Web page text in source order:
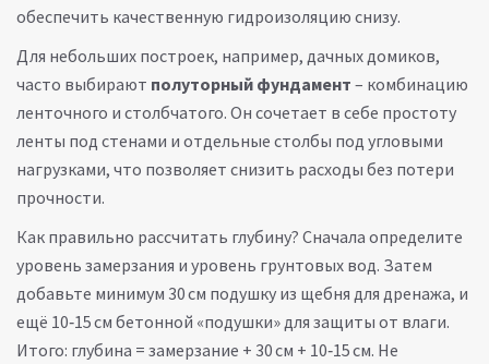
обеспечить качественную гидроизоляцию снизу.
Для небольших построек, например, дачных домиков,
часто выбирают полуторный фундамент – комбинацию
ленточного и столбчатого. Он сочетает в себе простоту
ленты под стенами и отдельные столбы под угловыми
нагрузками, что позволяет снизить расходы без потери
прочности.
Как правильно рассчитать глубину? Сначала определите
уровень замерзания и уровень грунтовых вод. Затем
добавьте минимум 30 см подушку из щебня для дренажа, и
ещё 10‑15 см бетонной «подушки» для защиты от влаги.
Итого: глубина = замерзание + 30 см + 10‑15 см. Не